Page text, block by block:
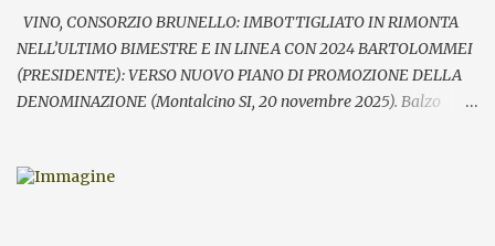
presenze ...
VINO, CONSORZIO BRUNELLO: IMBOTTIGLIATO IN RIMONTA
NELL’ULTIMO BIMESTRE E IN LINEA CON 2024 BARTOLOMMEI
(PRESIDENTE): VERSO NUOVO PIANO DI PROMOZIONE DELLA
DENOMINAZIONE (Montalcino SI, 20 novembre 2025). Balzo
precedente (-0,9%). Fondamentale – rileva il Consorzio del vino